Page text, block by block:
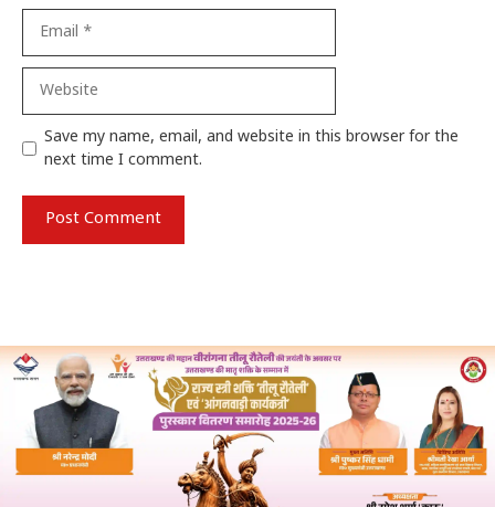
Save my name, email, and website in this browser for the
next time I comment.